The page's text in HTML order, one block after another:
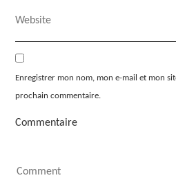
Enregistrer mon nom, mon e-mail et mon
prochain commentaire.
Commentaire